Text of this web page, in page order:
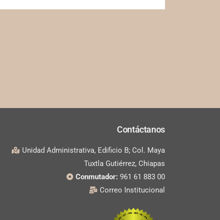
Contáctanos
Unidad Administrativa, Edificio B; Col. Maya
Tuxtla Gutiérrez, Chiapas
Conmutador: 961 61 883 00
Correo Institucional